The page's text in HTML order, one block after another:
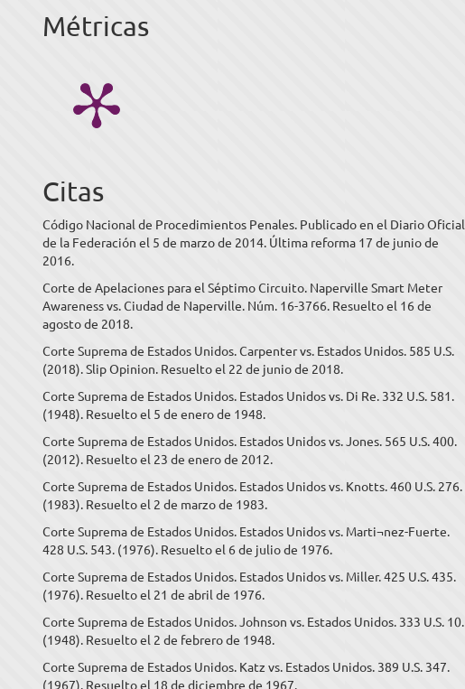
Métricas
Citas
Código Nacional de Procedimientos Penales. Publicado en el Diario Oficial
de la Federación el 5 de marzo de 2014. Última reforma 17 de junio de
2016.
Corte de Apelaciones para el Séptimo Circuito. Naperville Smart Meter
Awareness vs. Ciudad de Naperville. Núm. 16-3766. Resuelto el 16 de
agosto de 2018.
Corte Suprema de Estados Unidos. Carpenter vs. Estados Unidos. 585 U.S.
(2018). Slip Opinion. Resuelto el 22 de junio de 2018.
Corte Suprema de Estados Unidos. Estados Unidos vs. Di Re. 332 U.S. 581.
(1948). Resuelto el 5 de enero de 1948.
Corte Suprema de Estados Unidos. Estados Unidos vs. Jones. 565 U.S. 400.
(2012). Resuelto el 23 de enero de 2012.
Corte Suprema de Estados Unidos. Estados Unidos vs. Knotts. 460 U.S. 276.
(1983). Resuelto el 2 de marzo de 1983.
Corte Suprema de Estados Unidos. Estados Unidos vs. Marti¬nez-Fuerte.
428 U.S. 543. (1976). Resuelto el 6 de julio de 1976.
Corte Suprema de Estados Unidos. Estados Unidos vs. Miller. 425 U.S. 435.
(1976). Resuelto el 21 de abril de 1976.
Corte Suprema de Estados Unidos. Johnson vs. Estados Unidos. 333 U.S. 10.
(1948). Resuelto el 2 de febrero de 1948.
Corte Suprema de Estados Unidos. Katz vs. Estados Unidos. 389 U.S. 347.
(1967). Resuelto el 18 de diciembre de 1967.